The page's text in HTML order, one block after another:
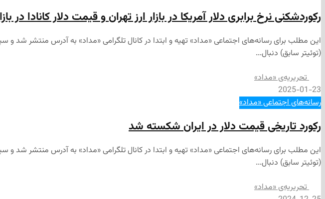
رکوردشکنی نرخ برابری دلار آمریکا در بازار ارز تهران و قیمت دلار کانادا در
(توئیتر سابق) دنبال...
تحریریه‌ی «مداد»
2025-01-23
رسانه‌های اجتماعی «مداد»
رکورد تاریخی قیمت دلار در ایران شکسته شد
(توئیتر سابق) دنبال...
تحریریه‌ی «مداد»